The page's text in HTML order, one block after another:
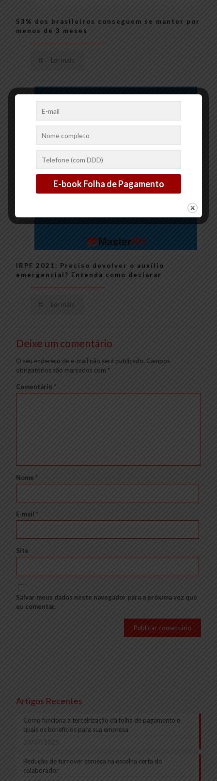
53% dos brasileiros conseguem se manter por
menos de 3 meses
Ler mais
IRPF 2021: Preciso devolver o auxílio
emergencial? Entenda como declarar
Ler mais
Deixe um comentário
O seu endereço de e-mail não será publicado. Campos
obrigatórios são marcados com *
Comentário*
Nome *
E-mail *
Site
Salvar meus dados neste navegador para a próxima vez que
eu comentar.
Artigos Recentes
Como funciona a terceirização da folha de pagamento e
quais os benefícios para sua empresa
23/07/2025
Redução de turnover começa na escolha certa do
colaborador